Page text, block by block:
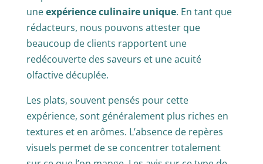
uneexpérience culinaire unique. En tant que
rédacteurs, nous pouvons attester que
beaucoup de clients rapportent une
redécouverte des saveurs et une acuité
olfactive décuplée.
Les plats, souvent pensés pour cette
expérience, sont généralement plus riches en
textures et en arômes. L’absence de repères
visuels permet de se concentrer totalement